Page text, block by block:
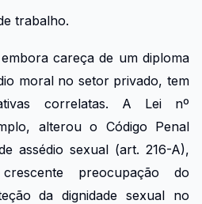
trabalho.
careça de um diploma
moral no setor privado, tem
correlatas. A Lei nº
alterou o Código Penal
assédio sexual (art. 216-A),
preocupação do
da dignidade sexual no